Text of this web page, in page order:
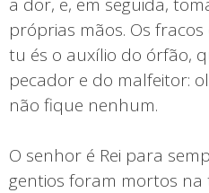
próprias mãos. Os
tu és o auxílio do órfão,
pecador e do malfeitor:
não fique nenhum.
O senhor é Rei para
gentios foram mortos na